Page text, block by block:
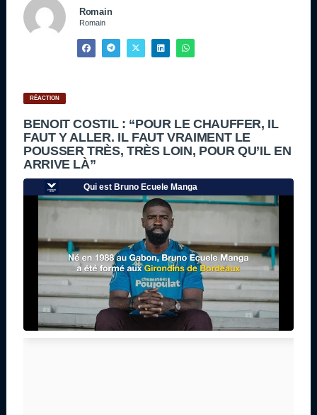
Romain
Romain
RÉACTION
BENOIT COSTIL : “POUR LE CHAUFFER, IL
FAUT Y ALLER. IL FAUT VRAIMENT LE
POUSSER TRÈS, TRÈS LOIN, POUR QU’IL EN
ARRIVE LÀ”